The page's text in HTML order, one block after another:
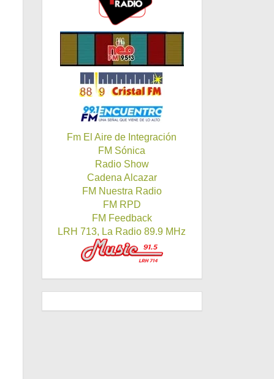
Fm El Aire de Integración
FM Sónica
Radio Show
Cadena Alcazar
FM Nuestra Radio
FM RPD
FM Feedback
LRH 713, La Radio 89.9 MHz